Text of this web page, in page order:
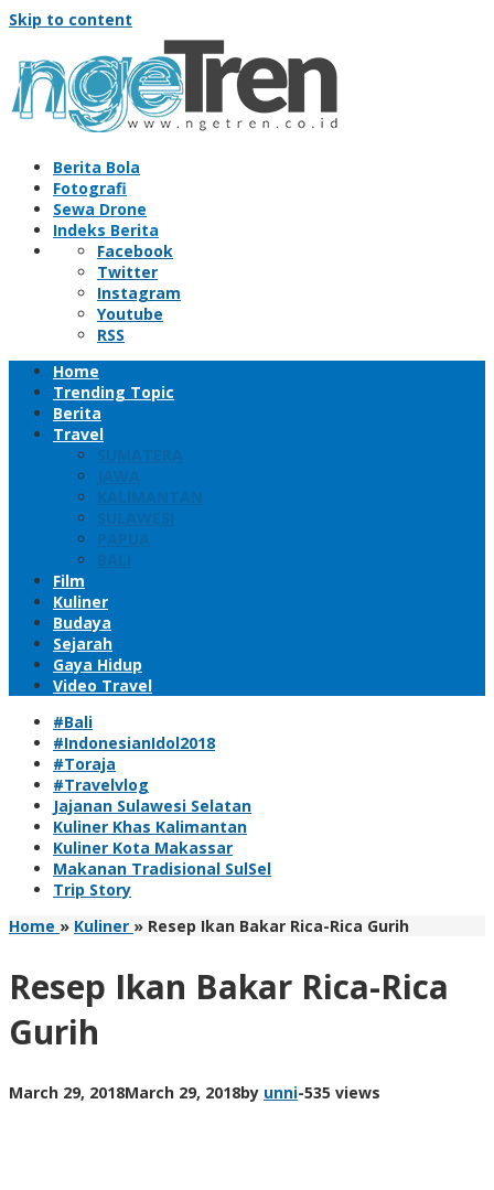
Skip to content
Berita Bola
Fotografi
Sewa Drone
Indeks Berita
Facebook
Twitter
Instagram
Youtube
RSS
Home
Trending Topic
Berita
Travel
SUMATERA
JAWA
KALIMANTAN
SULAWESI
PAPUA
BALI
Film
Kuliner
Budaya
Sejarah
Gaya Hidup
Video Travel
#Bali
#IndonesianIdol2018
#Toraja
#Travelvlog
Jajanan Sulawesi Selatan
Kuliner Khas Kalimantan
Kuliner Kota Makassar
Makanan Tradisional SulSel
Trip Story
Home » Kuliner » Resep Ikan Bakar Rica-Rica Gurih
Resep Ikan Bakar Rica-Rica
Gurih
March 29, 2018March 29, 2018by unni-535 views